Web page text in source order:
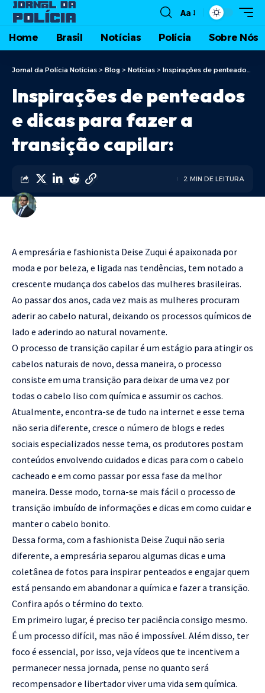
Aa
Home Brasil Notícias Polícia Sobre Nós
Jornal da Polícia Notícias > Blog > Notícias > Inspirações de penteados e dicas para fazer a transição capilar:
Inspirações de penteados
e dicas para fazer a
transição capilar:
DIEGO VELÁZQUEZ
2 MIN DE LEITURA
A empresária e fashionista Deise Zuqui é apaixonada por
moda e por beleza, e ligada nas tendências, tem notado a
crescente mudança dos cabelos das mulheres brasileiras.
Ao passar dos anos, cada vez mais as mulheres procuram
aderir ao cabelo natural, deixando os processos químicos de
lado e aderindo ao natural novamente.
O processo de transição capilar é um estágio para atingir os
cabelos naturais de novo, dessa maneira, o processo
consiste em uma transição para deixar de uma vez por
todas o cabelo liso com química e assumir os cachos.
Atualmente, encontra-se de tudo na internet e esse tema
não seria diferente, cresce o número de blogs e redes
sociais especializados nesse tema, os produtores postam
conteúdos envolvendo cuidados e dicas para com o cabelo
cacheado e em como passar por essa fase da melhor
maneira. Desse modo, torna-se mais fácil o processo de
transição imbuído de informações e dicas em como cuidar e
manter o cabelo bonito.
Dessa forma, com a fashionista Deise Zuqui não seria
diferente, a empresária separou algumas dicas e uma
coletânea de fotos para inspirar penteados e engajar quem
está pensando em abandonar a química e fazer a transição.
Confira após o término do texto.
Em primeiro lugar, é preciso ter paciência consigo mesmo.
É um processo difícil, mas não é impossível. Além disso, ter
foco é essencial, por isso, veja vídeos que te incentivem a
permanecer nessa jornada, pense no quanto será
recompensador e libertador viver uma vida sem química.